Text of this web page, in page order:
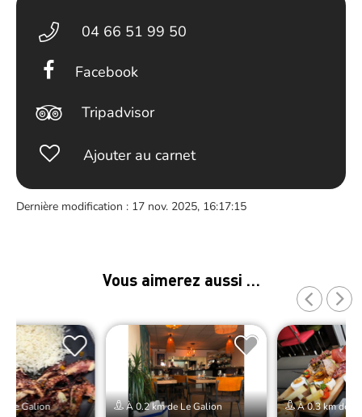
04 66 51 99 50
Facebook
Tripadvisor
Ajouter au carnet
Dernière modification : 17 nov. 2025, 16:17:15
Vous aimerez aussi …
Le Galion À 0.2 km de Le Galion À 0.3 km de